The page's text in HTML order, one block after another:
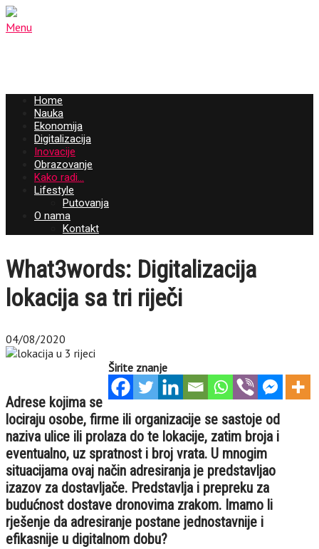
Menu
Home
Nauka
Ekonomija
Digitalizacija
Inovacije
Obrazovanje
Kako radi…
Lifestyle
Putovanja
O nama
Kontakt
What3words: Digitalizacija
lokacija sa tri riječi
04/08/2020
Širite znanje
Adrese kojima se
lociraju osobe, firme ili organizacije se sastoje od
naziva ulice ili prolaza do te lokacije, zatim broja i
eventualno, uz spratnost i broj vrata. U mnogim
situacijama ovaj način adresiranja je predstavljao
izazov za dostavljače. Predstavlja i prepreku za
budućnost dostave dronovima zrakom. Imamo li
rješenje da adresiranje postane jednostavnije i
efikasnije u digitalnom dobu?